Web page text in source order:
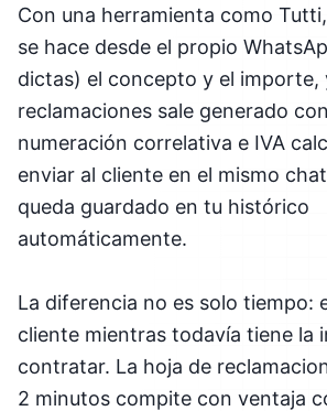
Con una herramienta como
se hace desde el propio
dictas) el concepto y el importe,
reclamaciones sale generado
numeración correlativa e IVA
enviar al cliente en el mismo
queda guardado en tu histórico
automáticamente.
La diferencia no es solo tiempo:
cliente mientras todavía tiene la
contratar. La hoja de
2 minutos compite con ventaja